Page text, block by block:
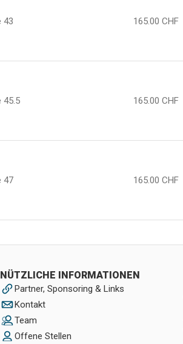
43 165.00 CHF
45.5 165.00 CHF
47 165.00 CHF
NÜTZLICHE INFORMATIONEN
Partner, Sponsoring & Links
Kontakt
Team
Offene Stellen